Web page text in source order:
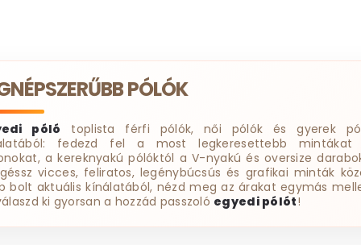
PÓLÓK
póló toplista férfi pólók, női pólók és gyerek
fedezd fel a most legkeresettebb mintákat
a kereknyakú pólóktól a V-nyakú és oversize
vicces, feliratos, legénybúcsús és grafikai minták
bolt aktuális kínálatából, nézd meg az árakat egymás
ki gyorsan a hozzád passzoló egyedi pólót!